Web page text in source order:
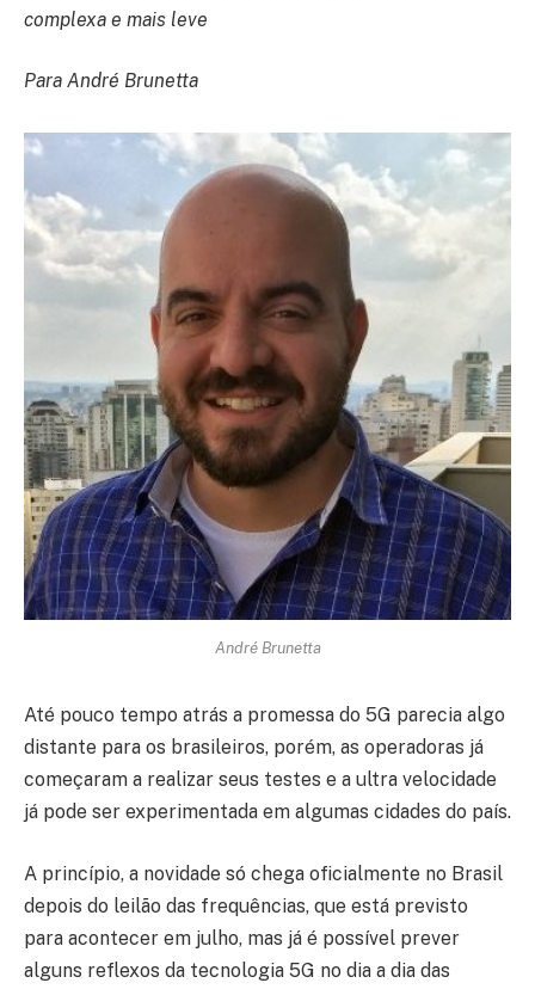
complexa e mais leve
Para André Brunetta
André Brunetta
Até pouco tempo atrás a promessa do 5G parecia algo
distante para os brasileiros, porém, as operadoras já
começaram a realizar seus testes e a ultra velocidade
já pode ser experimentada em algumas cidades do país.
A princípio, a novidade só chega oficialmente no Brasil
depois do leilão das frequências, que está previsto
para acontecer em julho, mas já é possível prever
alguns reflexos da tecnologia 5G no dia a dia das